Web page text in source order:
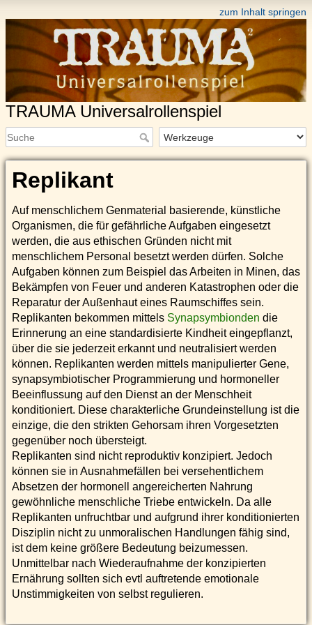
zum Inhalt springen
TRAUMA Universalrollenspiel
Replikant
Auf menschlichem Genmaterial basierende, künstliche
Organismen, die für gefährliche Aufgaben eingesetzt
werden, die aus ethischen Gründen nicht mit
menschlichem Personal besetzt werden dürfen. Solche
Aufgaben können zum Beispiel das Arbeiten in Minen, das
Bekämpfen von Feuer und anderen Katastrophen oder die
Reparatur der Außenhaut eines Raumschiffes sein.
Replikanten bekommen mittels Synapsymbionden die
Erinnerung an eine standardisierte Kindheit eingepflanzt,
über die sie jederzeit erkannt und neutralisiert werden
können. Replikanten werden mittels manipulierter Gene,
synapsymbiotischer Programmierung und hormoneller
Beeinflussung auf den Dienst an der Menschheit
konditioniert. Diese charakterliche Grundeinstellung ist die
einzige, die den strikten Gehorsam ihren Vorgesetzten
gegenüber noch übersteigt.
Replikanten sind nicht reproduktiv konzipiert. Jedoch
können sie in Ausnahmefällen bei versehentlichem
Absetzen der hormonell angereicherten Nahrung
gewöhnliche menschliche Triebe entwickeln. Da alle
Replikanten unfruchtbar und aufgrund ihrer konditionierten
Disziplin nicht zu unmoralischen Handlungen fähig sind,
ist dem keine größere Bedeutung beizumessen.
Unmittelbar nach Wiederaufnahme der konzipierten
Ernährung sollten sich evtl auftretende emotionale
Unstimmigkeiten von selbst regulieren.